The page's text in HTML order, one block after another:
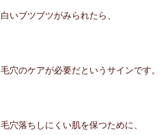
白いブツブツがみられたら、
毛穴のケアが必要だというサインです。
毛穴落ちしにくい肌を保つために、